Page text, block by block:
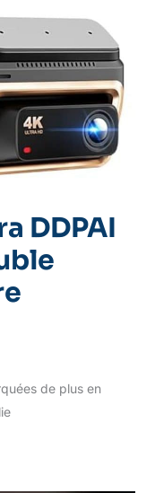
DDPAI
de plus en